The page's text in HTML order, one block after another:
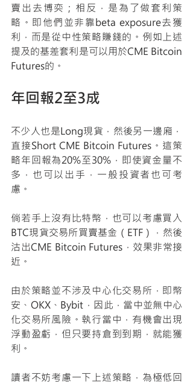
賣出去博奕；相反，是為了做套利策
略。即他們並非靠beta exposure去獲
利，而是從中性策略賺錢的。例如上述
提及的基差套利是可以用於CME Bitcoin
Futures的。
年回報2至3成
不少人也是Long現貨，然後另一邊廂，
直接Short CME Bitcoin Futures。這策
略年回報為20%至30%，即使資金量不
多，也可以出手，一般投資者也可考
慮。
倘若手上沒有比特幣，也可以考慮買入
BTC現貨交易所買賣基金（ETF），然後
沽出CME Bitcoin Futures，效果非常接
近。
由於策略並不涉及中心化交易所，即幣
安、OKX、Bybit，因此，當中並無中心
化交易所風險。執行當中，有機會出現
浮動盈虧，但只要持倉到到期，就能獲
利。
讀者不妨考慮一下上述策略，為極低回